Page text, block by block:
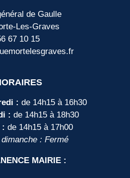
de Gaulle
Les-Graves
67 10 15
: de 14h15 à 16h30
: de 14h15 à 18h30
: de 14h15 à 17h00
: Fermé
MAIRIE :